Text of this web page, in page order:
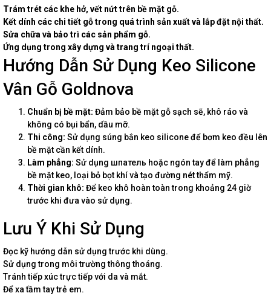
Trám trét các khe hở, vết nứt trên bề mặt gỗ.
Kết dính các chi tiết gỗ trong quá trình sản xuất và lắp đặt nội thất.
Sửa chữa và bảo trì các sản phẩm gỗ.
Ứng dụng trong xây dựng và trang trí ngoại thất.
Hướng Dẫn Sử Dụng Keo Silicone
Vân Gỗ Goldnova
Chuẩn bị bề mặt: Đảm bảo bề mặt gỗ sạch sẽ, khô ráo và
không có bụi bẩn, dầu mỡ.
Thi công: Sử dụng súng bắn keo silicone để bơm keo đều lên
bề mặt cần kết dính.
Làm phẳng: Sử dụng шпатель hoặc ngón tay để làm phẳng
bề mặt keo, loại bỏ bọt khí và tạo đường nét thẩm mỹ.
Thời gian khô: Để keo khô hoàn toàn trong khoảng 24 giờ
trước khi đưa vào sử dụng.
Lưu Ý Khi Sử Dụng
Đọc kỹ hướng dẫn sử dụng trước khi dùng.
Sử dụng trong môi trường thông thoáng.
Tránh tiếp xúc trực tiếp với da và mắt.
Để xa tầm tay trẻ em.